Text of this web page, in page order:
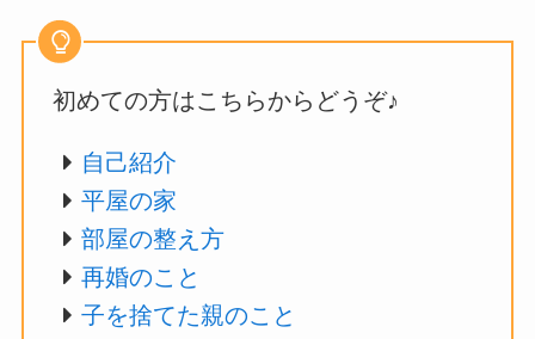
初めての方はこちらからどうぞ♪
自己紹介
平屋の家
部屋の整え方
再婚のこと
子を捨てた親のこと